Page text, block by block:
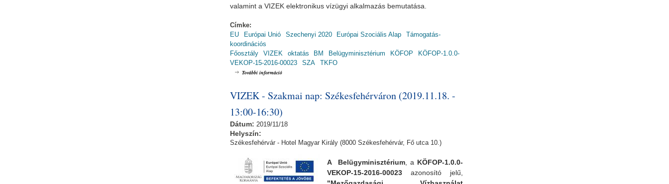
valamint a VIZEK elektronikus vízügyi alkalmazás bemutatása.
Címke:
EU
Európai Unió Szechenyi 2020 Európai Szociális Alap
Támogatás-
koordinációs
Főosztály
VIZEK oktatás BM Belügyminisztérium KÖFOP
KÖFOP-1.0.0-
VEKOP-15-2016-00023
SZA TKFO
További információ
VIZEK - Szakmai nap: Székesfehérváron (2019.11.18. -
13:00-16:30)
Dátum: 2019/11/18
Helyszín:
Székesfehérvár - Hotel Magyar Király (8000 Székesfehérvár, Fő utca 10.)
A Belügyminisztérium , a KÖFOP-1.0.0-
VEKOP-15-2016-00023 azonosító jelű,